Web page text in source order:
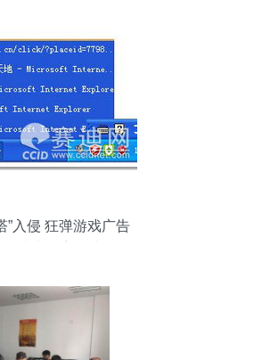
”入侵 狂弹游戏广告